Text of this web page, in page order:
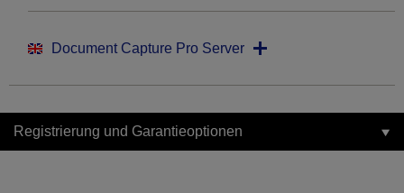
Document Capture Pro Server
Registrierung und Garantieoptionen